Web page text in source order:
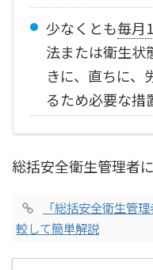
少なくとも毎月
法または衛生状
きに、直ちに、
るため必要な措
総括安全衛生管理者
「総括安全衛生管
較して簡単解説